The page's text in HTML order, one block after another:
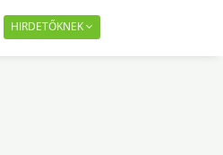
HIRDETŐKNEK